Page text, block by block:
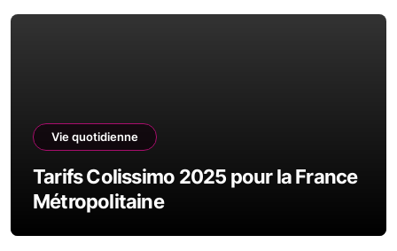
Vie quotidienne
Tarifs Colissimo 2025 pour la France
Métropolitaine